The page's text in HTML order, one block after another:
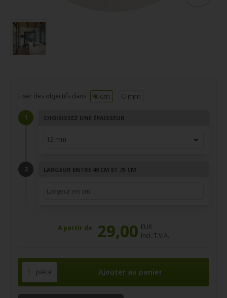
Fixer des objectifs dans: cm mm
CHOISISSEZ UNE ÉPAISSEUR
LARGEUR ENTRE 40 CM ET 75 CM
A partir de 29,00 EUR
Incl. T.V.A.
pièce